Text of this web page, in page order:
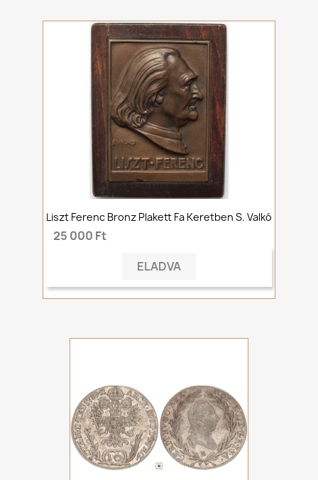
Liszt Ferenc Bronz Plakett Fa Keretben S. Valkó
25 000 Ft
ELADVA